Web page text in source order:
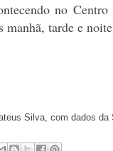
no
manhã, tarde e
Silva, com dados